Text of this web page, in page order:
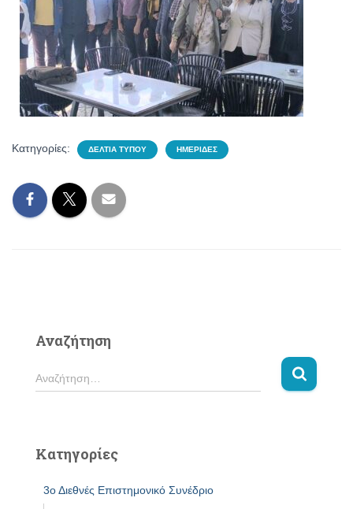
Κατηγορίες: ΔΕΛΤΊΑ ΤΎΠΟΥ ΗΜΕΡΊΔΕΣ
Αναζήτηση
Αναζήτηση…
Κατηγορίες
3ο Διεθνές Επιστημονικό Συνέδριο